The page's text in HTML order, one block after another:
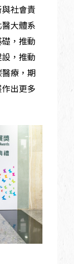
社會責
大體系
，推動
，推動
療，期
出更多